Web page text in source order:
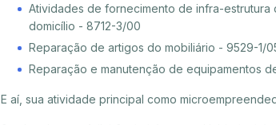
Atividades de fornecimento de infra-
domicílio - 8712-3/00
Reparação de artigos do mobiliário - 9529-1/
Reparação e manutenção de equipamentos
E aí, sua atividade principal como